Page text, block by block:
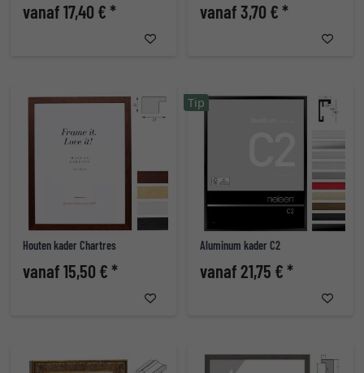
vanaf 17,40 € * vanaf 3,70 € *
Houten kader Chartres
vanaf 15,50 € *
Aluminum kader C2
vanaf 21,75 € *
Tip